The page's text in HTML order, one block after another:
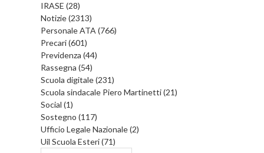
IRASE (28)
Notizie (2313)
Personale ATA (766)
Precari (601)
Previdenza (44)
Rassegna (54)
Scuola digitale (231)
Scuola sindacale Piero Martinetti (21)
Social (1)
Sostegno (117)
Ufficio Legale Nazionale (2)
Uil Scuola Esteri (71)